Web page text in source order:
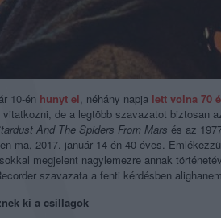
10-én hunyt el, néhány napja lett volna 70
de a legtöbb szavazatot biztosan
And The Spiders From Mars és az
ma, 2017. január 14-én 40 éves.
megjelent nagylemezre annak
szavazata a fenti kérdésben alighanem
ki a csillagok